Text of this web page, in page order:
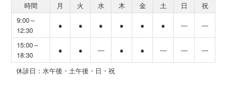
時間 月 火 水 木 金 土 日
祝
9:00～
12:30
● ● ● ● ● ● ― ―
15:00～
18:30
● ● ― ● ● ― ― ―
休診日：水午後・土午後・日・祝